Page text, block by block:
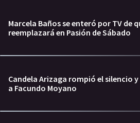
Marcela Baños se enteró por TV de
reemplazará en Pasión de Sábado
Candela Arizaga rompió el silencio
a Facundo Moyano